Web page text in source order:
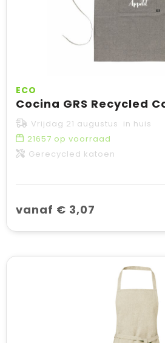
ECO
Vrijdag 21 augustus in huis
21657 op voorraad
Gerecycled katoen
vanaf € 3,07